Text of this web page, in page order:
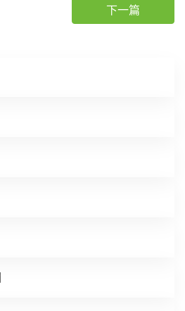
下一篇